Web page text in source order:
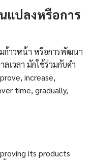
แปลงหรือการ
ก้าวหน้า หรือการพัฒนา
เวลา มักใช้ร่วมกับคำ
increase,
time, gradually,
its products